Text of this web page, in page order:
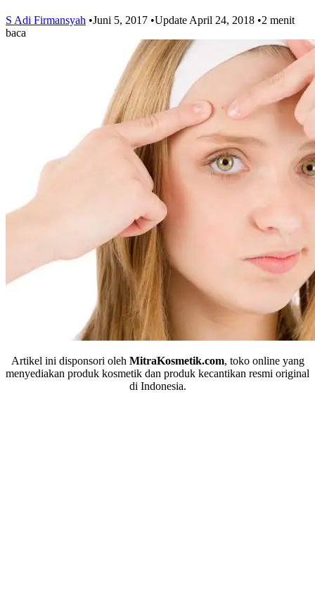
S Adi Firmansyah •Juni 5, 2017 •Update April 24, 2018 •2 menit
baca
Artikel ini disponsori oleh MitraKosmetik.com, toko online yang
menyediakan produk kosmetik dan produk kecantikan resmi original
di Indonesia.